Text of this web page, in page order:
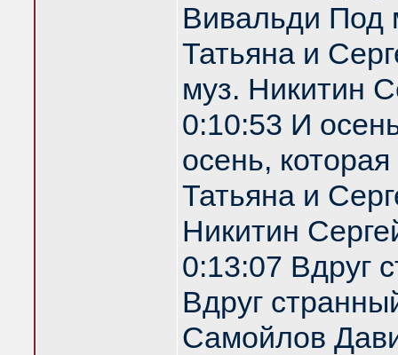
Вивальди Под
Татьяна и
муз. Никитин
0:10:53 И
осень,
Татьяна и
Никитин
0:13:07 Вдруг
Вдруг
Самойлов